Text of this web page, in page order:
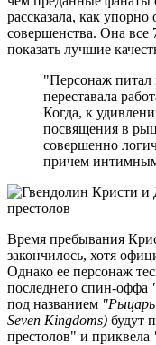
рассказала, как
совершенства. Она все
показать лучшие
"Персонаж питал
переставала
Когда, к
посвящения в
совершенно
причем
Время пребывания
закончилось, хотя
Однако ее персонаж
последнего спин-оффа
под названием
Seven Kingdoms) будут
престолов" и приквела